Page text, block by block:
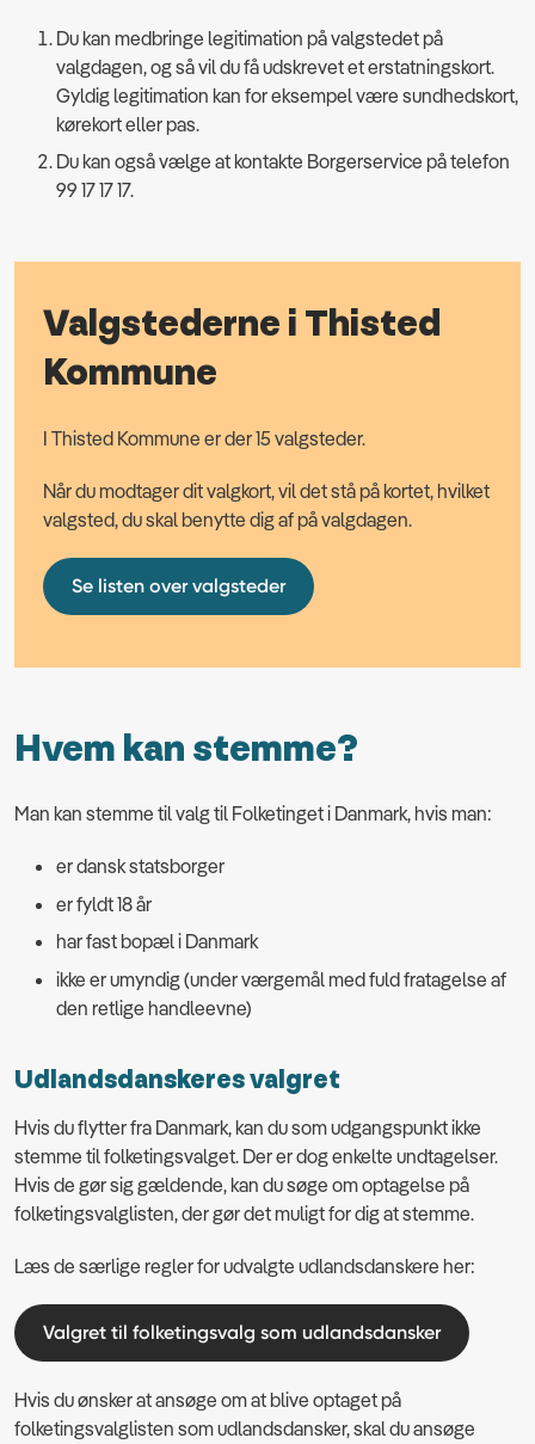
Du kan medbringe legitimation på valgstedet på
valgdagen, og så vil du få udskrevet et erstatningskort.
Gyldig legitimation kan for eksempel være sundhedskort,
kørekort eller pas.
Du kan også vælge at kontakte Borgerservice på telefon
99 17 17 17.
Valgstederne i Thisted
Kommune
I Thisted Kommune er der 15 valgsteder.
Når du modtager dit valgkort, vil det stå på kortet, hvilket
valgsted, du skal benytte dig af på valgdagen.
Se listen over valgsteder
Hvem kan stemme?
Man kan stemme til valg til Folketinget i Danmark, hvis man:
er dansk statsborger
er fyldt 18 år
har fast bopæl i Danmark
ikke er umyndig (under værgemål med fuld fratagelse af
den retlige handleevne)
Udlandsdanskeres valgret
Hvis du flytter fra Danmark, kan du som udgangspunkt ikke
stemme til folketingsvalget. Der er dog enkelte undtagelser.
Hvis de gør sig gældende, kan du søge om optagelse på
folketingsvalglisten, der gør det muligt for dig at stemme.
Læs de særlige regler for udvalgte udlandsdanskere her:
Valgret til folketingsvalg som udlandsdansker
Hvis du ønsker at ansøge om at blive optaget på
folketingsvalglisten som udlandsdansker, skal du ansøge